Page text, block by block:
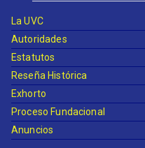
La UVC
Autoridades
Estatutos
Reseña Histórica
Exhorto
Proceso Fundacional
Anuncios